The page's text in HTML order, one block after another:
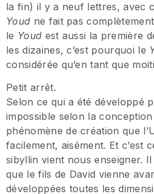
la fin) il y a neuf lettres, avec
Youd ne fait pas
le Youd est aussi la première
les dizaines, c’est pourquoi le
considérée qu’en tant que
Petit arrêt.
Selon ce qui a été développé
impossible selon la
phénomène de création que
facilement, aisément. Et c’est
sibyllin vient nous enseigner. Il
que le fils de David vienne
développées toutes les